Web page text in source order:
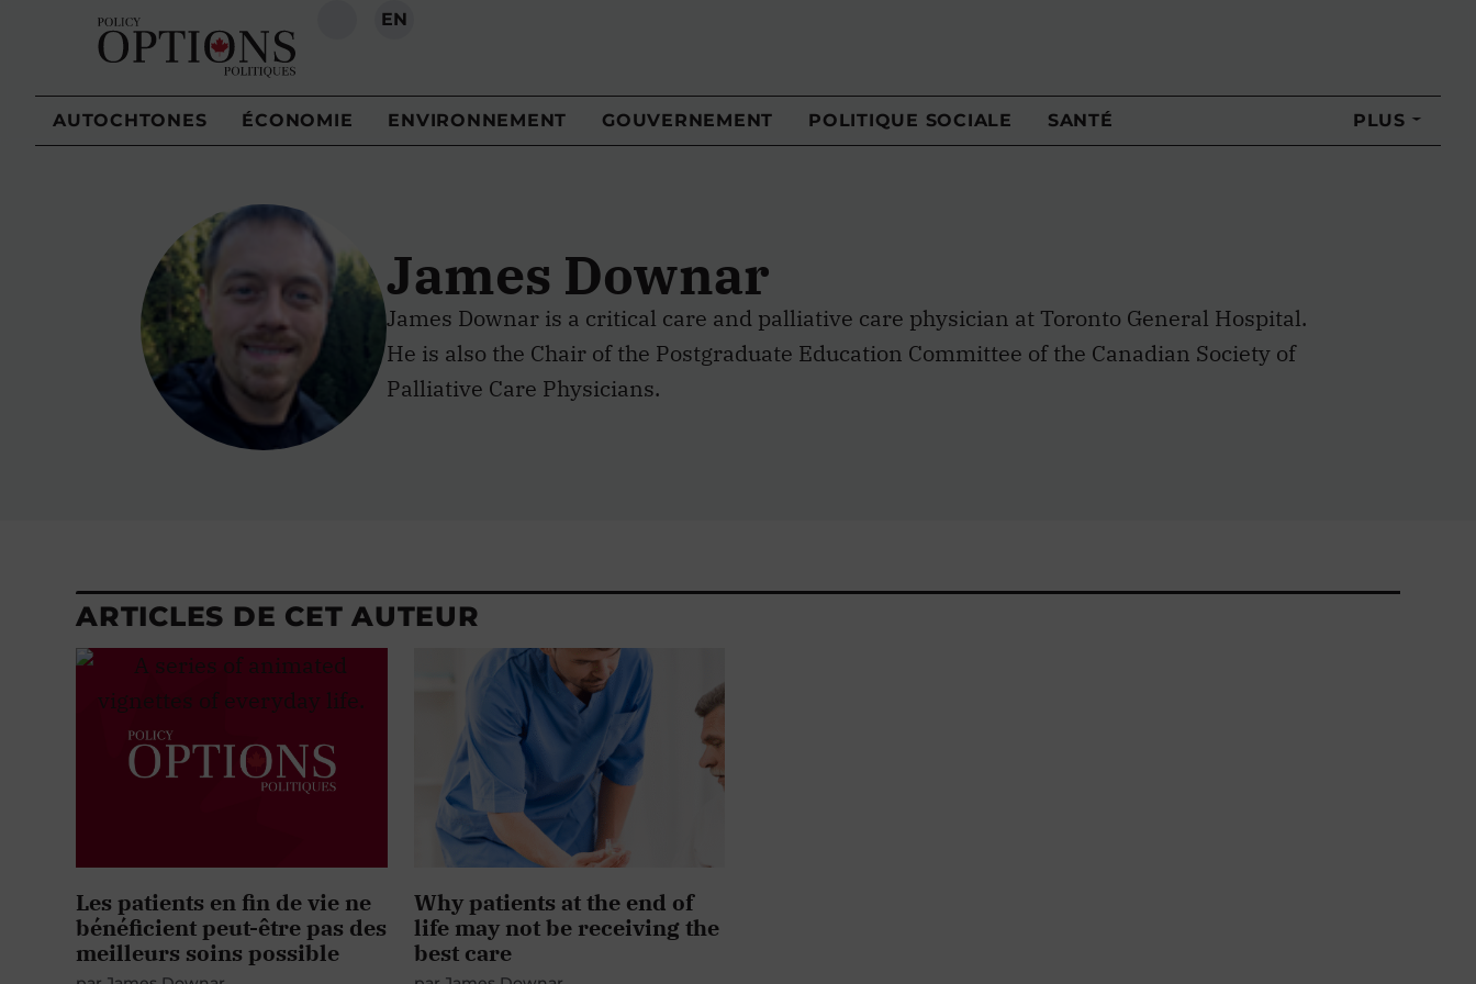
RECHERCHE
EN
AUTOCHTONES ÉCONOMIE ENVIRONNEMENT GOUVERNEMENT POLITIQUE SOCIALE SANTÉ PLUS
James Downar
James Downar is a critical care and palliative care physician at Toronto General Hospital.
He is also the Chair of the Postgraduate Education Committee of the Canadian Society of
Palliative Care Physicians.
ARTICLES DE CET AUTEUR
Les patients en fin de vie ne
bénéficient peut-être pas des
meilleurs soins possible
Why patients at the end of
life may not be receiving the
best care